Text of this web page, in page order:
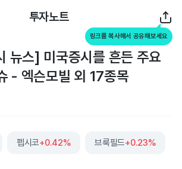
투자노트
링크를 복사해서 공유해보세요
뉴스] 미국증시를 흔든 주요
- 엑슨모빌 외 17종목
펩시코+0.42% 브룩필드+0.23%